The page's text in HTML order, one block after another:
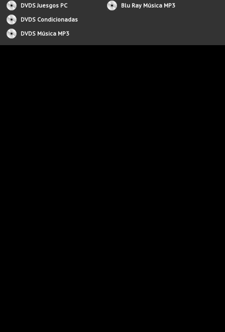
DVDS Juesgos PC
DVDS Condicionadas
DVDS Música MP3
Blu Ray Música MP3